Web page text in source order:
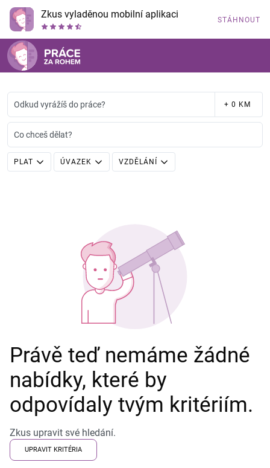
Zkus vyladěnou mobilní aplikaci STÁHNOUT
Odkud vyrážíš do práce? + 0 KM
Co chceš dělat?
PLAT ÚVAZEK VZDĚLÁNÍ
Právě teď nemáme žádné
nabídky, které by
odpovídaly tvým kritériím.
Zkus upravit své hledání.
UPRAVIT KRITÉRIA